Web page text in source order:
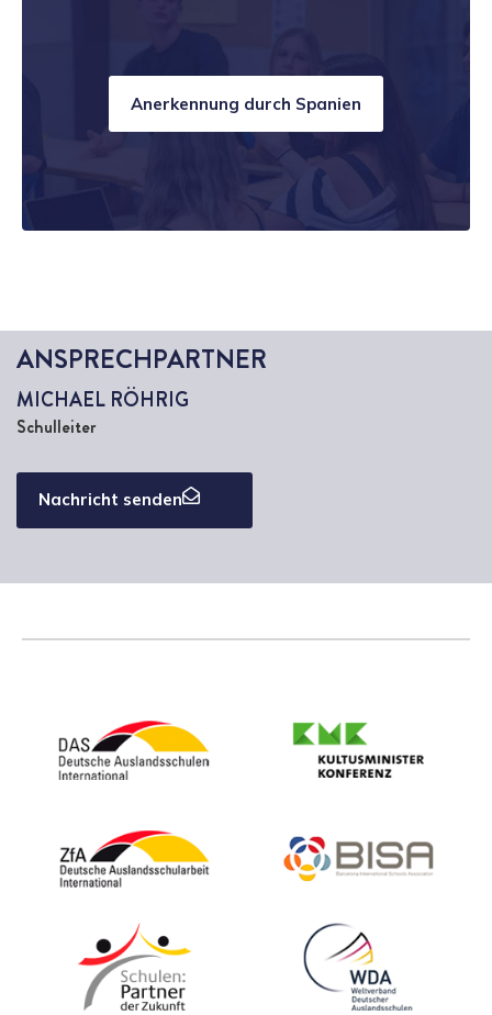
Anerkennung durch Spanien
ANSPRECHPARTNER
MICHAEL RÖHRIG
Schulleiter
Nachricht senden